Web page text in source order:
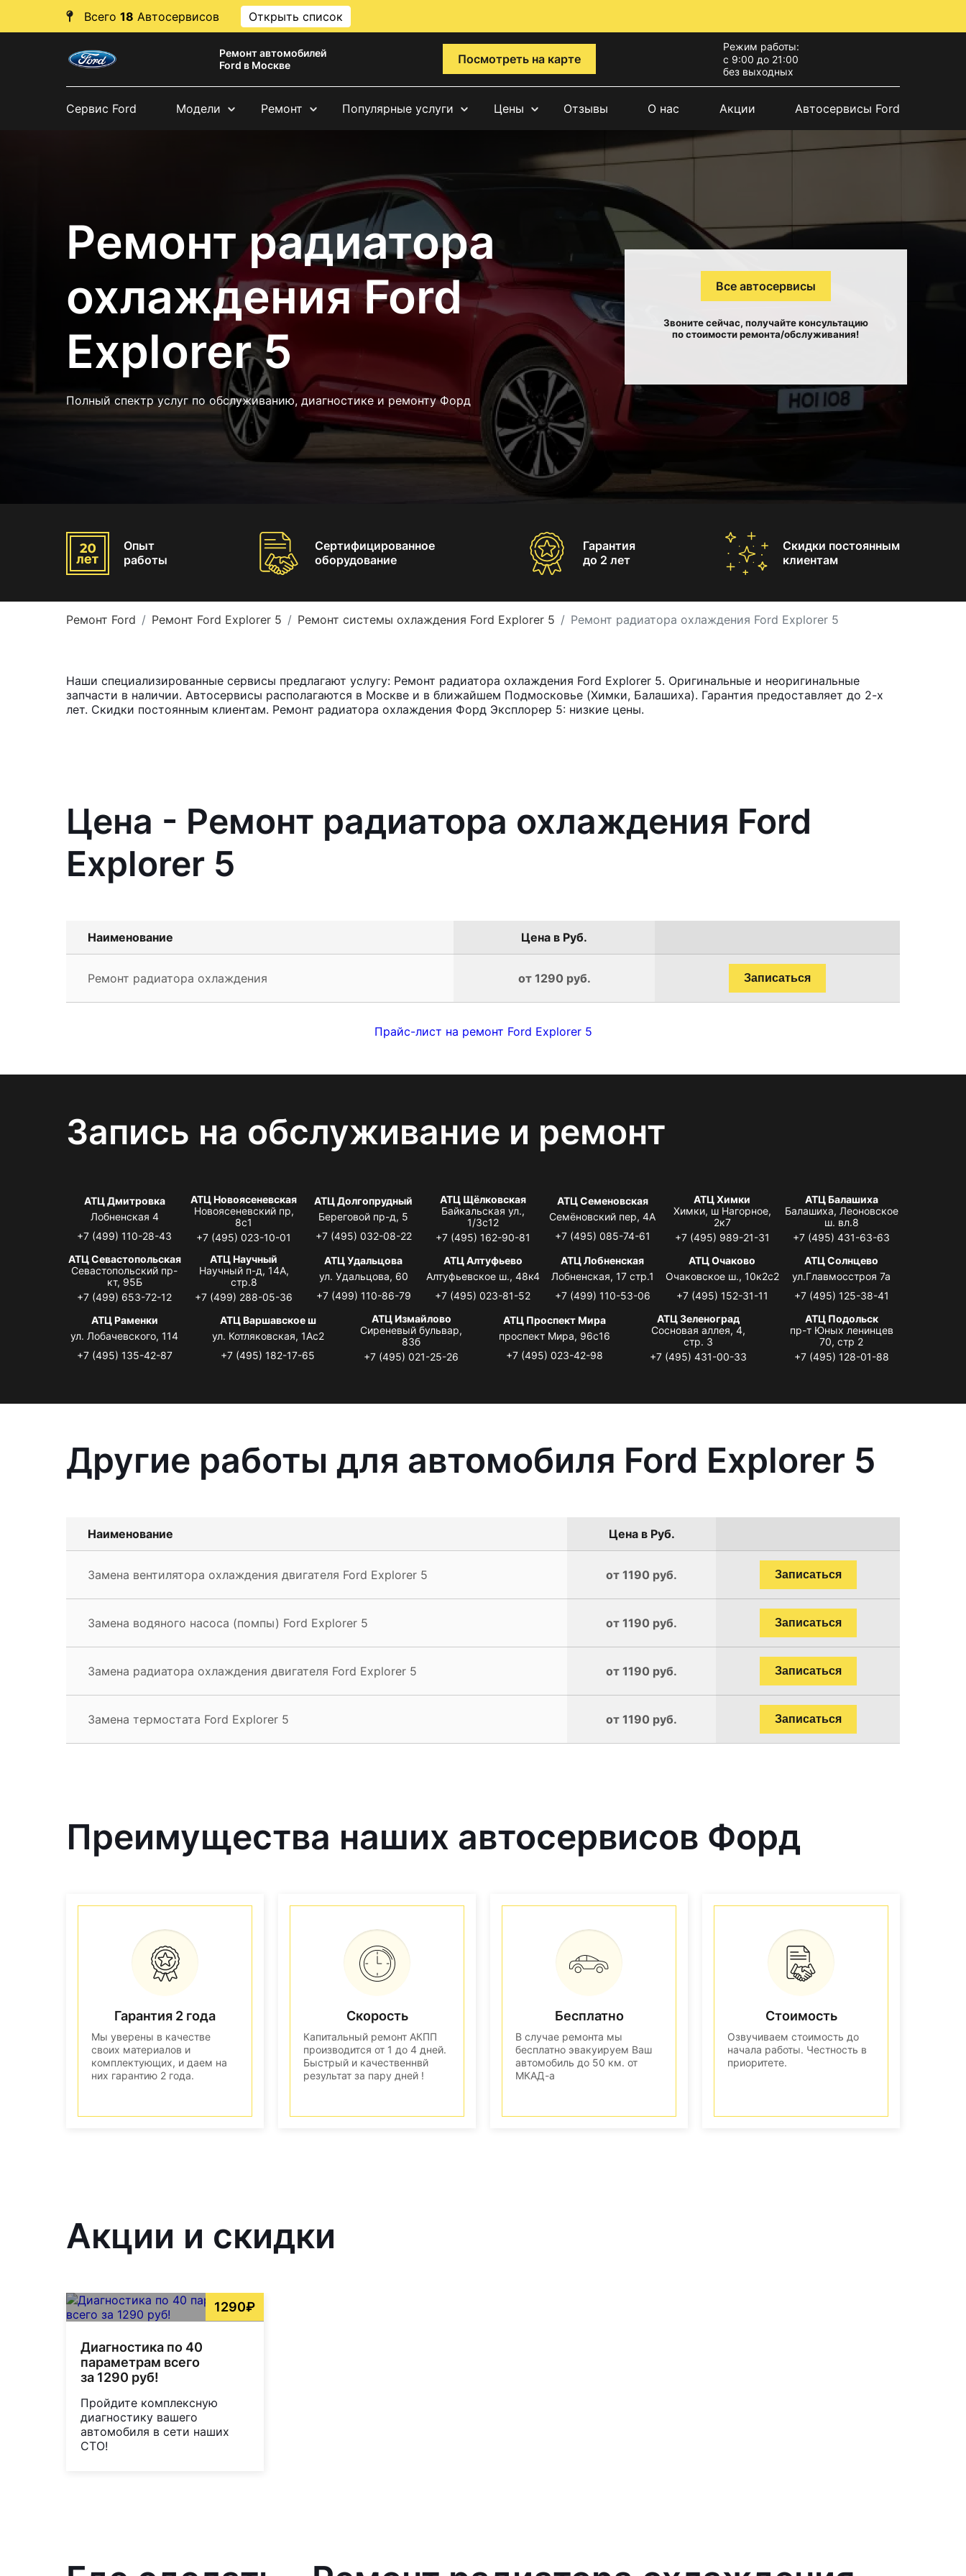
Всего 18 Автосервисов Открыть список
Ремонт автомобилей
Ford в Москве
Посмотреть на карте
Режим работы:
с 9:00 до 21:00
без выходных
Сервис Ford Модели Ремонт Популярные услуги Цены Отзывы О нас Акции Автосервисы Ford
Ремонт радиатора
охлаждения Ford
Explorer 5
Полный спектр услуг по обслуживанию, диагностике и ремонту Форд
Все автосервисы
Звоните сейчас, получайте консультацию
по стоимости ремонта/обслуживания!
Опыт
работы
Сертифицированное
оборудование
Гарантия
до 2 лет
Скидки постоянным
клиентам
Ремонт Ford Ремонт Ford Explorer 5 Ремонт системы охлаждения Ford Explorer 5 Ремонт радиатора охлаждения Ford Explorer 5
Наши специализированные сервисы предлагают услугу: Ремонт радиатора охлаждения Ford Explorer 5. Оригинальные и неоригинальные
запчасти в наличии. Автосервисы располагаются в Москве и в ближайшем Подмосковье (Химки, Балашиха). Гарантия предоставляет до 2-х
лет. Скидки постоянным клиентам. Ремонт радиатора охлаждения Форд Эксплорер 5: низкие цены.
Цена - Ремонт радиатора охлаждения Ford
Explorer 5
Наименование Цена в Руб.
Ремонт радиатора охлаждения от 1290 руб. Записаться
Прайс-лист на ремонт Ford Explorer 5
Запись на обслуживание и ремонт
АТЦ Дмитровка
Лобненская 4
+7 (499) 110-28-43
АТЦ Новоясеневская
Новоясеневский пр,
8с1
+7 (495) 023-10-01
АТЦ Долгопрудный
Береговой пр-д, 5
+7 (495) 032-08-22
АТЦ Щёлковская
Байкальская ул.,
1/3с12
+7 (495) 162-90-81
АТЦ Семеновская
Семёновский пер, 4А
+7 (495) 085-74-61
АТЦ Химки
Химки, ш Нагорное,
2к7
+7 (495) 989-21-31
АТЦ Балашиха
Балашиха, Леоновское
ш. вл.8
+7 (495) 431-63-63
АТЦ Севастопольская
Севастопольский пр-
кт, 95Б
+7 (499) 653-72-12
АТЦ Научный
Научный п-д, 14А,
стр.8
+7 (499) 288-05-36
АТЦ Удальцова
ул. Удальцова, 60
+7 (499) 110-86-79
АТЦ Алтуфьево
Алтуфьевское ш., 48к4
+7 (495) 023-81-52
АТЦ Лобненская
Лобненская, 17 стр.1
+7 (499) 110-53-06
АТЦ Очаково
Очаковское ш., 10к2с2
+7 (495) 152-31-11
АТЦ Солнцево
ул.Главмосстроя 7а
+7 (495) 125-38-41
АТЦ Раменки
ул. Лобачевского, 114
+7 (495) 135-42-87
АТЦ Варшавское ш
ул. Котляковская, 1Ас2
+7 (495) 182-17-65
АТЦ Измайлово
Сиреневый бульвар,
83б
+7 (495) 021-25-26
АТЦ Проспект Мира
проспект Мира, 96с16
+7 (495) 023-42-98
АТЦ Зеленоград
Сосновая аллея, 4,
стр. 3
+7 (495) 431-00-33
АТЦ Подольск
пр-т Юных ленинцев
70, стр 2
+7 (495) 128-01-88
Другие работы для автомобиля Ford Explorer 5
Наименование Цена в Руб.
Замена вентилятора охлаждения двигателя Ford Explorer 5 от 1190 руб. Записаться
Замена водяного насоса (помпы) Ford Explorer 5 от 1190 руб. Записаться
Замена радиатора охлаждения двигателя Ford Explorer 5 от 1190 руб. Записаться
Замена термостата Ford Explorer 5 от 1190 руб. Записаться
Преимущества наших автосервисов Форд
Гарантия 2 года
Мы уверены в качестве
своих материалов и
комплектующих, и даем на
них гарантию 2 года.
Скорость
Капитальный ремонт АКПП
производится от 1 до 4 дней.
Быстрый и качественнвй
результат за пару дней !
Бесплатно
В случае ремонта мы
бесплатно эвакуируем Ваш
автомобиль до 50 км. от
МКАД-а
Стоимость
Озвучиваем стоимость до
начала работы. Честность в
приоритете.
Акции и скидки
1290₽
Диагностика по 40
параметрам всего
за 1290 руб!
Пройдите комплексную
диагностику вашего
автомобиля в сети наших
СТО!